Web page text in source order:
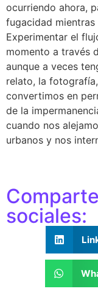
ocurriendo ahora,
fugacidad mientras
Experimentar el
momento a través
aunque a veces
relato, la
convertimos en
de la
cuando nos
urbanos y nos
sociales: